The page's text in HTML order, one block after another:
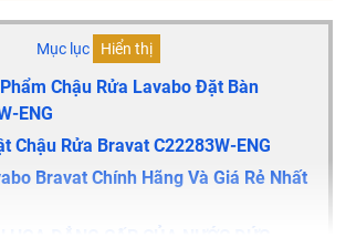
Mục lục Hiển thị
Chậu Rửa Lavabo Đặt Bàn
ENG
Chậu Rửa Bravat C22283W-ENG
Bravat Chính Hãng Và Giá Rẻ Nhất